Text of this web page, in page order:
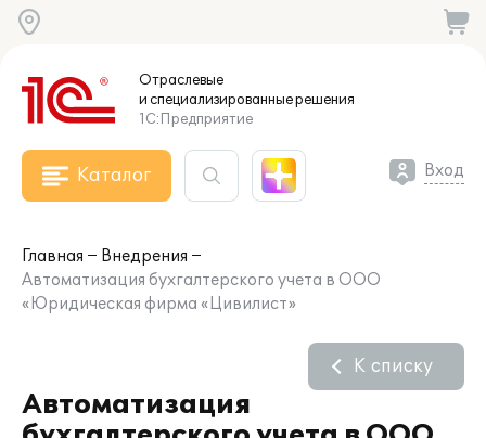
Отраслевые
и специализированныерешения
1С:Предприятие
Каталог Вход
Главная
Внедрения
Автоматизация бухгалтерского учета в ООО
«Юридическая фирма «Цивилист»
Автоматизация
К списку